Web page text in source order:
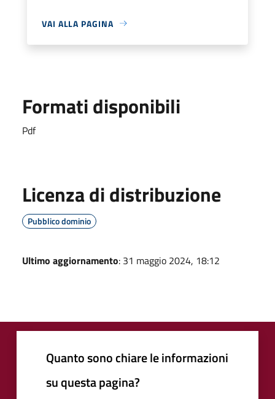
VAI ALLA PAGINA
Formati disponibili
Pdf
Licenza di distribuzione
Pubblico dominio
Ultimo aggiornamento: 31 maggio 2024, 18:12
Quanto sono chiare le informazioni
su questa pagina?